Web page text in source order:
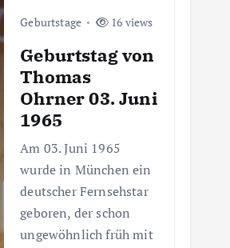
Geburtstage 16 views
Geburtstag von
Thomas
Ohrner 03. Juni
1965
Am 03. Juni 1965
wurde in München ein
deutscher Fernsehstar
geboren, der schon
ungewöhnlich früh mit